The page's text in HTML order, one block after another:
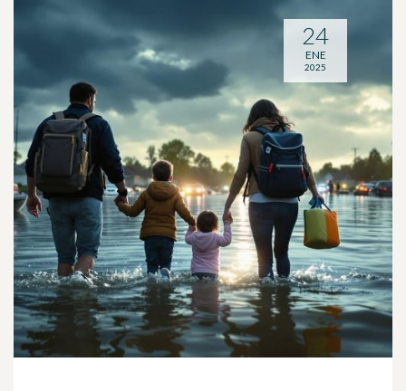
24
ENE
2025